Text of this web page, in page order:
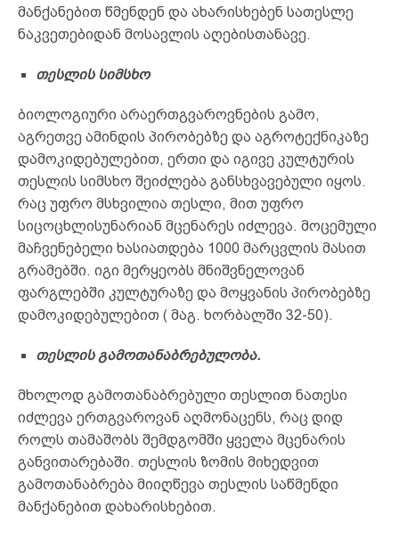
მანქანებით წმენდენ და ახარისხებენ სათესლე
ნაკვეთებიდან მოსავლის აღებისთანავე.
თესლისსიმსხო
ბიოლოგიური არაერთგვაროვნების გამო,
აგრეთვე ამინდის პირობებზე და აგროტექნიკაზე
დამოკიდებულებით, ერთი და იგივე კულტურის
თესლის სიმსხო შეიძლება განსხვავებული იყოს.
რაც უფრო მსხვილია თესლი, მით უფრო
სიცოცხლისუნარიან მცენარეს იძლევა. მოცემული
მაჩვენებელი ხასიათდება 1000 მარცვლის მასით
გრამებში. იგი მერყეობს მნიშვნელოვან
ფარგლებში კულტურაზე და მოყვანის პირობებზე
დამოკიდებულებით ( მაგ. ხორბალში 32-50).
თესლისგამოთანაბრებულობა.
მხოლოდ გამოთანაბრებული თესლით ნათესი
იძლევა ერთგვაროვან აღმონაცენს, რაც დიდ
როლს თამაშობს შემდგომში ყველა მცენარის
განვითარებაში. თესლის ზომის მიხედვით
გამოთანაბრება მიიღწევა თესლის საწმენდი
მანქანებით დახარისხებით.